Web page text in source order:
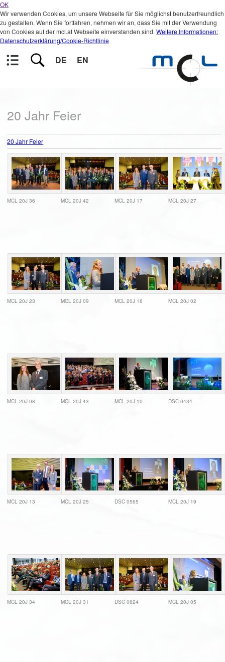
OK
Wir verwenden Cookies, um unsere Webseite für Sie möglichst benutzerfreundlich
zu gestalten. Wenn Sie fortfahren, nehmen wir an, dass Sie mit der Verwendung
von Cookies auf der mcl.at Webseite einverstanden sind. Weitere Informationen:
Datenschutzerklärung/Cookie-Richtlinie
DE EN
20 Jahr Feier
20 Jahr Feier
MCL 20J 36 MCL 20J 42 MCL 20J 17 MCL 20J 27
MCL 20J 23 MCL 20J 09 MCL 20J 16 MCL 20J 02
MCL 20J 08 MCL 20J 43 MCL 20J 10 DSC 0434
MCL 20J 13 MCL 20J 25 DSC 0565 MCL 20J 19
MCL 20J 34 MCL 20J 31 DSC 0624 MCL 20J 05